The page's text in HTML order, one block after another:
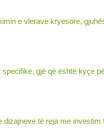
e vlerave kryesore,
gjë që është kyçe
të reja me investim